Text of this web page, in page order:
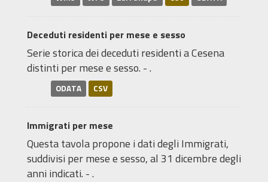
Deceduti residenti per mese e sesso
Serie storica dei deceduti residenti a Cesena
distinti per mese e sesso. - .
ODATA CSV
Immigrati per mese
Questa tavola propone i dati degli Immigrati,
suddivisi per mese e sesso, al 31 dicembre degli
anni indicati. - .